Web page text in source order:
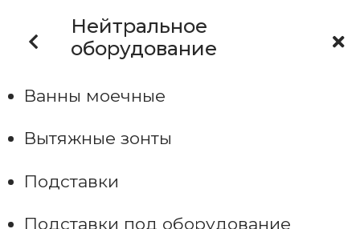
Нейтральное
оборудование
Ванны моечные
Вытяжные зонты
Подставки
Подставки под оборудование